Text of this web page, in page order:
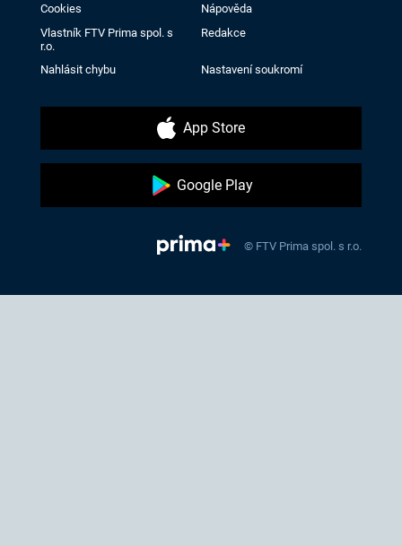
Cookies
Nápověda
Vlastník FTV Prima spol. s
r.o.
Redakce
Nahlásit chybu Nastavení soukromí
App Store
Google Play
© FTV Prima spol. s r.o.